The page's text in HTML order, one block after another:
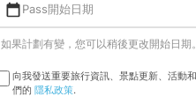
Pass開始日期
如果計劃有變，您可以稍後更改開始日期。
向我發送重要旅行資訊、景點更新、活動
們的 隱私政策.